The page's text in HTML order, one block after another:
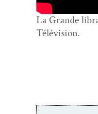
La Grande
Télévision.